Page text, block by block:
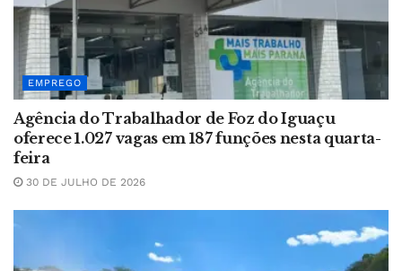
EMPREGO
Agência do Trabalhador de Foz do Iguaçu
oferece 1.027 vagas em 187 funções nesta quarta-
feira
30 DE JULHO DE 2026